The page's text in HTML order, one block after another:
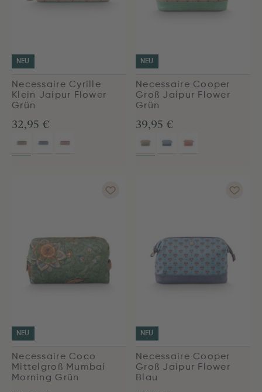
NEU
Necessaire Cyrille
Klein Jaipur Flower
Grün
32,95 €
NEU
Necessaire Cooper
Groß Jaipur Flower
Grün
39,95 €
NEU
Necessaire Coco
Mittelgroß Mumbai
Morning Grün
NEU
Necessaire Cooper
Groß Jaipur Flower
Blau